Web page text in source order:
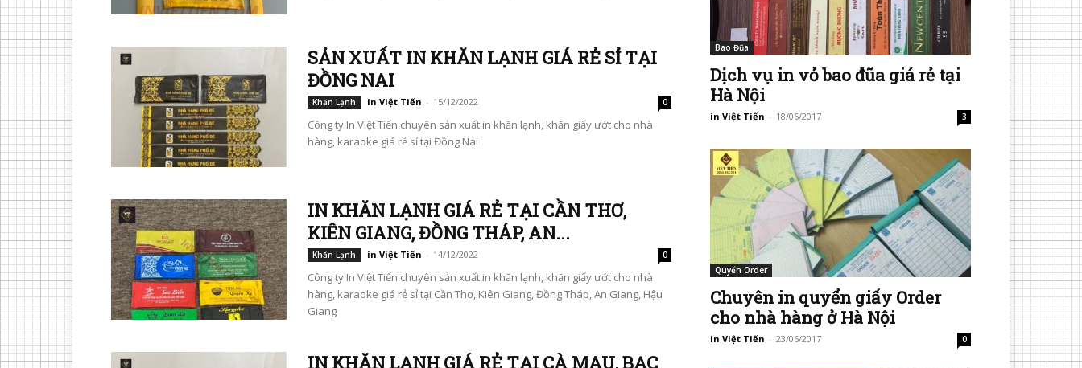
SẢN XUẤT IN KHĂN LẠNH GIÁ RẺ SỈ TẠI
ĐỒNG NAI
Khăn Lạnh in Việt Tiến - 15/12/2022 0
Công ty In Việt Tiến chuyên sản xuất in khăn lạnh, khăn giấy ướt cho nhà
hàng, karaoke giá rẻ sỉ tại Đồng Nai
IN KHĂN LẠNH GIÁ RẺ TẠI CẦN THƠ,
KIÊN GIANG, ĐỒNG THÁP, AN...
Khăn Lạnh in Việt Tiến - 14/12/2022 0
Công ty In Việt Tiến chuyên sản xuất in khăn lạnh, khăn giấy ướt cho nhà
hàng, karaoke giá rẻ sỉ tại Cần Thơ, Kiên Giang, Đồng Tháp, An Giang, Hậu
Giang
IN KHĂN LẠNH GIÁ RẺ TẠI CÀ MAU, BẠC
Bao Đũa
Dịch vụ in vỏ bao đũa giá rẻ tại
Hà Nội
in Việt Tiến - 18/06/2017 3
Quyển Order
Chuyên in quyển giấy Order
cho nhà hàng ở Hà Nội
in Việt Tiến - 23/06/2017 0